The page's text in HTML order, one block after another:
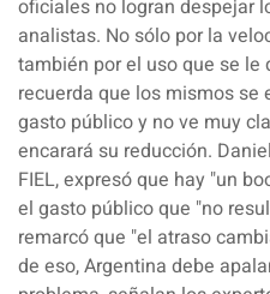
oficiales no logran despejar
analistas. No sólo por la
también por el uso que se le
recuerda que los mismos se
gasto públicoy no ve muy
encarará su reducción.
FIEL, expresó que hay "un
el gasto público que "no
remarcó que "el atraso
de eso, Argentina debe